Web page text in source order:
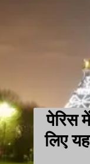
पेरिस
लिए